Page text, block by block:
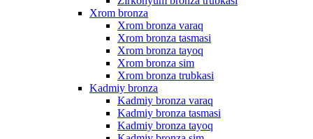
Xrom bronza
Xrom bronza varaq
Xrom bronza tasmasi
Xrom bronza tayoq
Xrom bronza sim
Xrom bronza trubkasi
Kadmiy bronza
Kadmiy bronza varaq
Kadmiy bronza tasmasi
Kadmiy bronza tayoq